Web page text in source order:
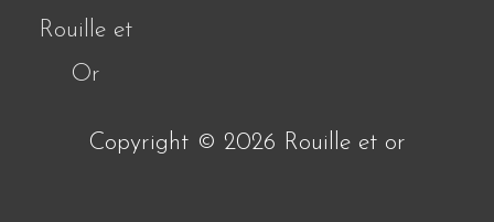
Rouille et
Or
Copyright © 2026 Rouille et or